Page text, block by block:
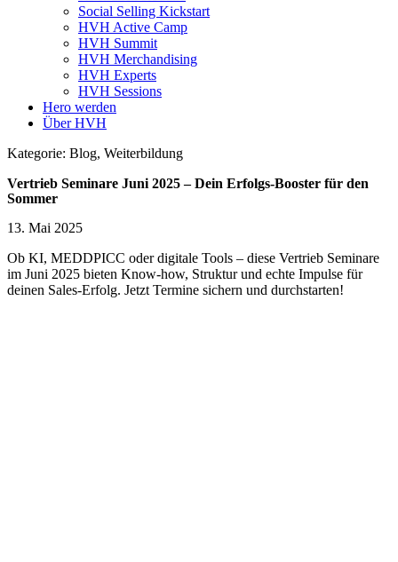
Social Selling Kickstart
HVH Active Camp
HVH Summit
HVH Merchandising
HVH Experts
HVH Sessions
Hero werden
Über HVH
Kategorie: Blog, Weiterbildung
Vertrieb Seminare Juni 2025 – Dein Erfolgs-Booster für den
Sommer
13. Mai 2025
Ob KI, MEDDPICC oder digitale Tools – diese Vertrieb Seminare
im Juni 2025 bieten Know-how, Struktur und echte Impulse für
deinen Sales-Erfolg. Jetzt Termine sichern und durchstarten!